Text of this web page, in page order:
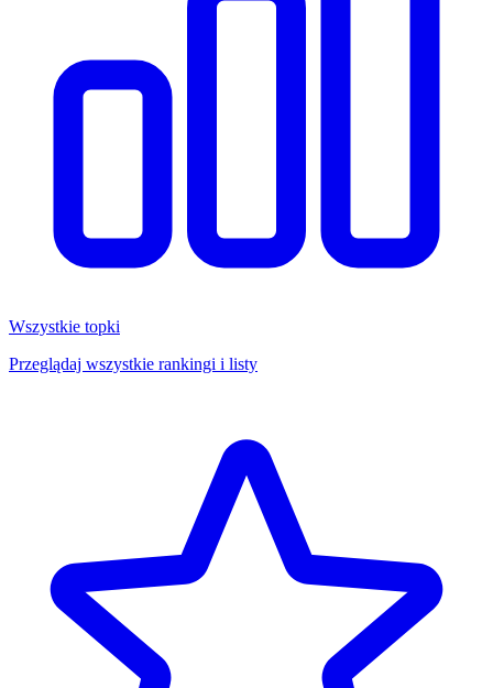
Wszystkie topki
Przeglądaj wszystkie rankingi i listy